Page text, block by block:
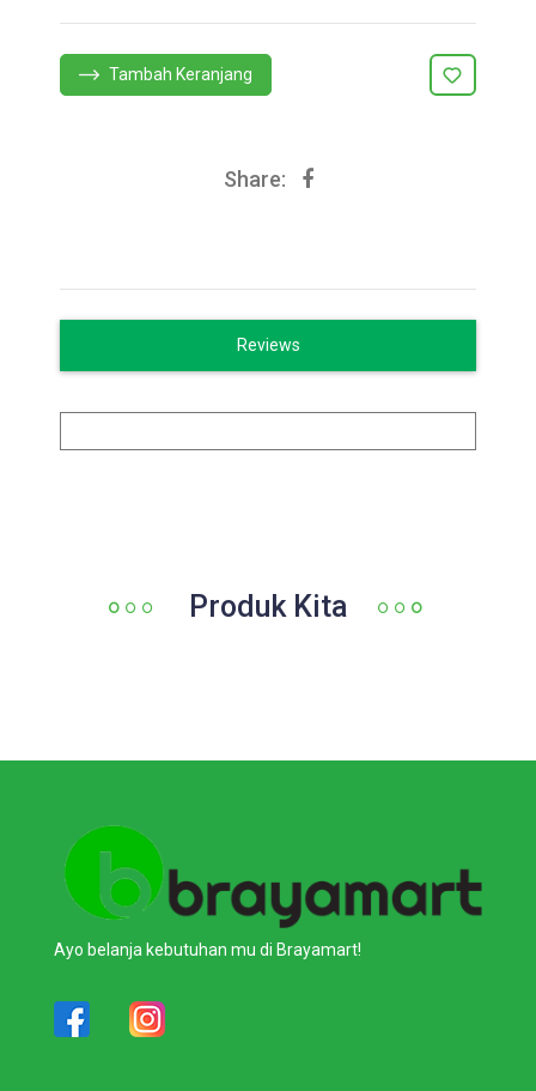
Tambah Keranjang
Share:
Reviews
Produk Kita
Ayo belanja kebutuhan mu di Brayamart!